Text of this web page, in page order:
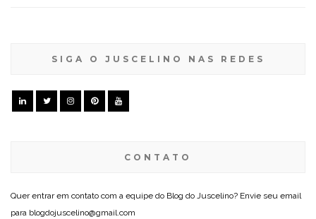
SIGA O JUSCELINO NAS REDES
CONTATO
Quer entrar em contato com a equipe do Blog do Juscelino? Envie seu email
para blogdojuscelino@gmail.com